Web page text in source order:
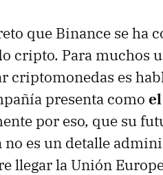
que Binance se ha
cripto. Para muchos
criptomonedas es
presenta como
por eso, que su
no es un detalle
llegar la Unión